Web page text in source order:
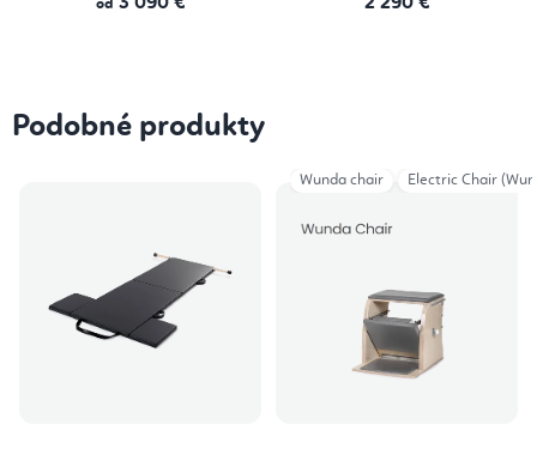
od 3 090 €
2 290 €
Podobné produkty
Wunda chair Electric Chair